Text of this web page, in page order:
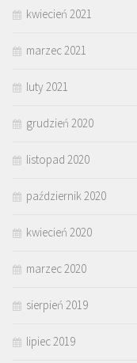
kwiecień 2021
marzec 2021
luty 2021
grudzień 2020
listopad 2020
październik 2020
kwiecień 2020
marzec 2020
sierpień 2019
lipiec 2019